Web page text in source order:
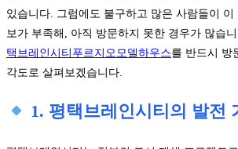
있습니다. 그럼에도 불구하고 많은 사람들이 이
보가 부족해, 아직 방문하지 못한 경우가 많습
택브레인시티푸르지오모델하우스를 반드시 방
각도로 살펴보겠습니다.
1. 평택브레인시티의 발전